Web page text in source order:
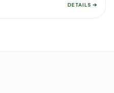
DETAILS ➔